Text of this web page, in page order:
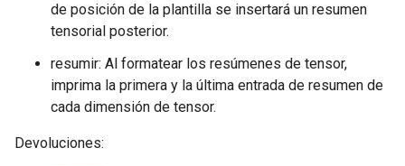
de posición de la plantilla se insertará un resumen
tensorial posterior.
resumir: Al formatear los resúmenes de tensor,
imprima la primera y la última entrada de resumen de
cada dimensión de tensor.
Devoluciones: